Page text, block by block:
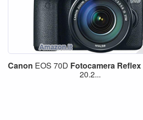
Canon EOS 70D Fotocamera Reflex
20.2...